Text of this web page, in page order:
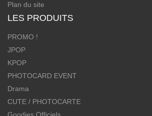
Plan du site
LES PRODUITS
PROMO !
JPOP
KPOP
PHOTOCARD EVENT
Drama
CUTE / PHOTOCARTE